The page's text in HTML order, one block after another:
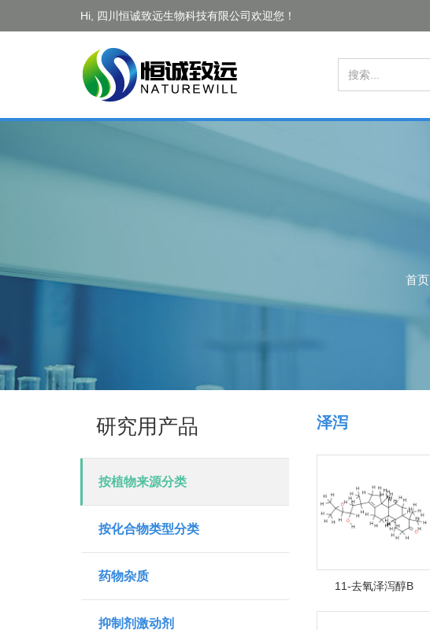
Hi, 四川恒诚致远生物科技有限公司欢迎您！
首页
研究用产品
按植物来源分类
按化合物类型分类
药物杂质
抑制剂激动剂
泽泻
11-去氧泽泻醇B